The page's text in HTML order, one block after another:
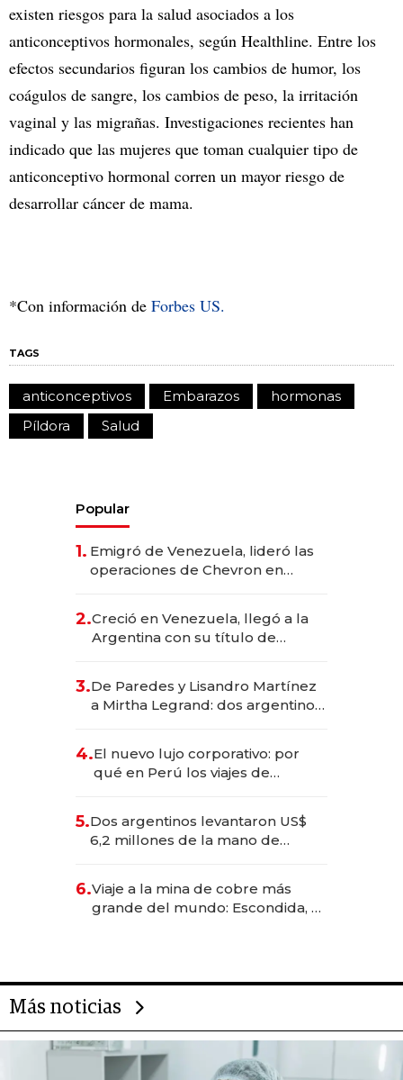
existen riesgos para la salud asociados a los
anticonceptivos hormonales, según Healthline. Entre los
efectos secundarios figuran los cambios de humor, los
coágulos de sangre, los cambios de peso, la irritación
vaginal y las migrañas. Investigaciones recientes han
indicado que las mujeres que toman cualquier tipo de
anticonceptivo hormonal corren un mayor riesgo de
desarrollar cáncer de mama.
*Con información de Forbes US.
TAGS
anticonceptivos Embarazos
hormonas
Píldora
Salud
Popular
1. Emigró de Venezuela, lideró las
operaciones de Chevron en
2.Creció en Venezuela, llegó a la
Argentina con su título de
las marcas "fast premium"
3.De Paredes y Lisandro Martínez
a Mirtha Legrand: dos argentinos
4.El nuevo lujo corporativo: por
qué en Perú los viajes de
para convertirse en experiencias
transformadoras
5.Dos argentinos levantaron US$
6,2 millones de la mano de
6.Viaje a la mina de cobre más
grande del mundo: Escondida, el
Más noticias